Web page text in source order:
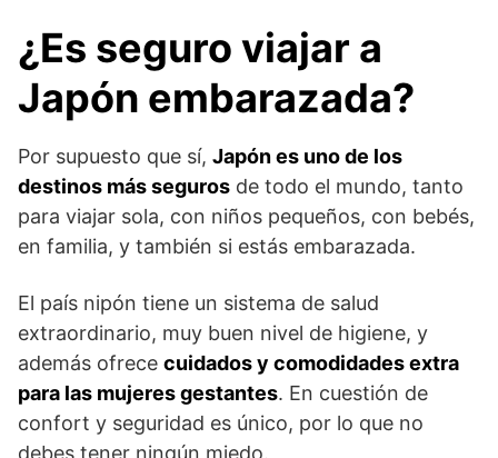
¿Es seguro viajar a
Japón embarazada?
Por supuesto que sí, Japón es uno de los
destinos más seguros de todo el mundo, tanto
para viajar sola, con niños pequeños, con bebés,
en familia, y también si estás embarazada.
El país nipón tiene un sistema de salud
extraordinario, muy buen nivel de higiene, y
además ofrece cuidados y comodidades extra
para las mujeres gestantes. En cuestión de
confort y seguridad es único, por lo que no
debes tener ningún miedo.